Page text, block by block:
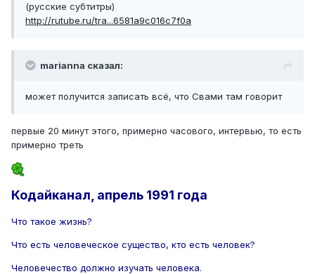
(русские субтитры)
http://rutube.ru/tra...6581a9c016c7f0a
marianna сказал:
может получится записать всё, что Свами там говорит
первые 20 минут этого, примерно часового, интервью, то есть
примерно треть
Кодайканал, апрель 1991 года
Что такое жизнь?
Что есть человеческое существо, кто есть человек?
Человечество должно изучать человека.